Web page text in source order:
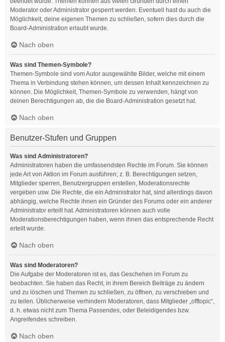
Moderator oder Administrator gesperrt werden. Eventuell hast du auch die
Möglichkeit, deine eigenen Themen zu schließen, sofern dies durch die
Board-Administration erlaubt wurde.
Nach oben
Was sind Themen-Symbole?
Themen-Symbole sind vom Autor ausgewählte Bilder, welche mit einem
Thema in Verbindung stehen können, um dessen Inhalt kennzeichnen zu
können. Die Möglichkeit, Themen-Symbole zu verwenden, hängt von
deinen Berechtigungen ab, die die Board-Administration gesetzt hat.
Nach oben
Benutzer-Stufen und Gruppen
Was sind Administratoren?
Administratoren haben die umfassendsten Rechte im Forum. Sie können
jede Art von Aktion im Forum ausführen; z. B. Berechtigungen setzen,
Mitglieder sperren, Benutzergruppen erstellen, Moderationsrechte
vergeben usw. Die Rechte, die ein Administrator hat, sind allerdings davon
abhängig, welche Rechte ihnen ein Gründer des Forums oder ein anderer
Administrator erteilt hat. Administratoren können auch volle
Moderationsberechtigungen haben, wenn ihnen das entsprechende Recht
erteilt wurde.
Nach oben
Was sind Moderatoren?
Die Aufgabe der Moderatoren ist es, das Geschehen im Forum zu
beobachten. Sie haben das Recht, in ihrem Bereich Beiträge zu ändern
und zu löschen und Themen zu schließen, zu öffnen, zu verschieben und
zu teilen. Üblicherweise verhindern Moderatoren, dass Mitglieder „offtopic“,
d. h. etwas nicht zum Thema Passendes, oder Beleidigendes bzw.
Angreifendes schreiben.
Nach oben